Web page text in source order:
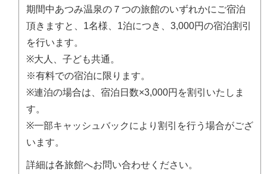
期間中あつみ温泉の７つの旅館のいずれかにご宿泊
頂きますと、1名様、1泊につき、3,000円の宿泊割引
を行います。
※大人、子ども共通。
※有料での宿泊に限ります。
※連泊の場合は、宿泊日数×3,000円を割引いたしま
す。
※一部キャッシュバックにより割引を行う場合がござ
います。
詳細は各旅館へお問い合わせください。